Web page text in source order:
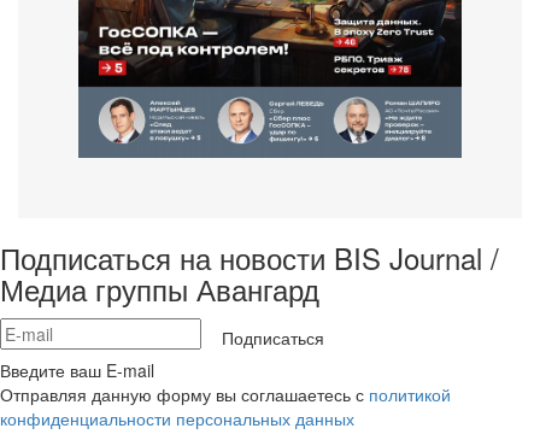
Подписаться на новости BIS Journal /
Медиа группы Авангард
Подписаться
Введите ваш E-mail
Отправляя данную форму вы соглашаетесь с политикой
конфиденциальности персональных данных